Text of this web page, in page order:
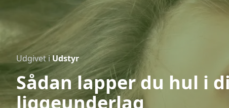
Udgivet iUdstyr
Sådan lapper du hul i
liggeunderlag